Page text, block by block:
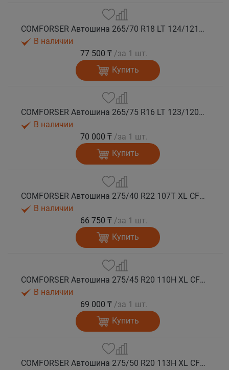
COMFORSER Автошина 265/70 R18 LT 124/121S CF1100 10PR RWL лето
В наличии
77 500 ₸ /за 1 шт.
Купить
COMFORSER Автошина 265/75 R16 LT 123/120S CF1100 10PR RWL лето
В наличии
70 000 ₸ /за 1 шт.
Купить
COMFORSER Автошина 275/40 R22 107T XL CF1100 RWL лето
В наличии
66 750 ₸ /за 1 шт.
Купить
COMFORSER Автошина 275/45 R20 110H XL CF1100 RWL лето
В наличии
69 000 ₸ /за 1 шт.
Купить
COMFORSER Автошина 275/50 R20 113H XL CF1100 RWL лето